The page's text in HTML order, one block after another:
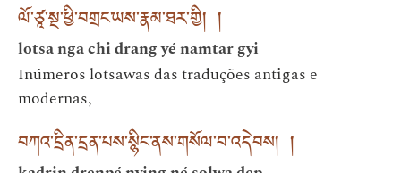
ལོ་ཙཱ་སྔ་ཕྱི་བགྲང་ཡས་རྣམ་ཐར་གྱི། །
lotsa nga chi drang yé namtar gyi
Inúmeros lotsawas das traduções antigas e
modernas,
བཀའ་དྲིན་དྲན་པས་སྙིང་ནས་གསོལ་བ་འདེབས། །